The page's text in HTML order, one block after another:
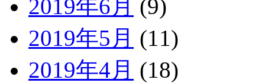
2019年6月 (9)
2019年5月 (11)
2019年4月 (18)